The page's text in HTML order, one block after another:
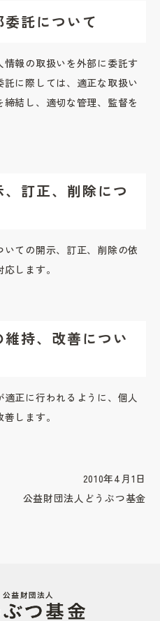
託について
報の取扱いを外部に委託す
に際しては、適正な取扱い
結し、適切な管理、監督を
訂正、削除につ
ての開示、訂正、削除の依
します。
持、改善につい
正に行われるように、個人
します。
2010年4月1日
公益財団法人どうぶつ基金